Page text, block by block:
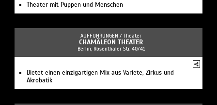
Theater mit Puppen und Menschen
AUFFÜHRUNGEN / Theater
CHAMÄLEON THEATER
Berlin, Rosenthaler Str. 40/41
Bietet einen einzigartigen Mix aus Variete, Zirkus und
Akrobatik